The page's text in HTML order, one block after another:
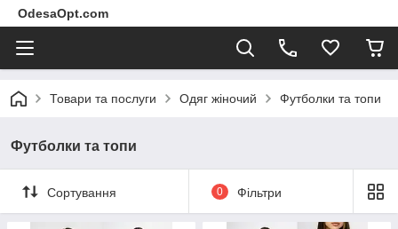
OdesaOpt.com
Товари та послуги Одяг жіночий Футболки та топи
Футболки та топи
Сортування 0 Фільтри